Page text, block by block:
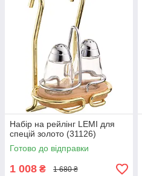
Набір на рейлінг LEMI для
спецій золото (31126)
Готово до відправки
1 008 ₴ 1 680 ₴